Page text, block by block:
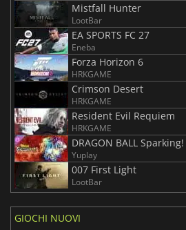
Mistfall Hunter
LootBar
EA SPORTS FC 27
Eneba
Forza Horizon 6
HRKGAME
Crimson Desert
HRKGAME
Resident Evil Requiem
HRKGAME
Yuplay
007 First Light
LootBar
GIOCHI NUOVI